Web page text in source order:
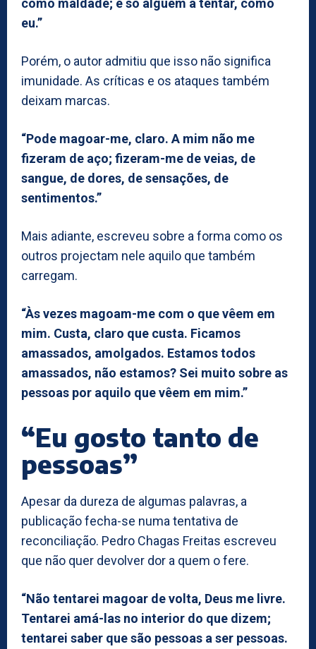
como maldade; é só alguém a tentar, como
eu.”
Porém, o autor admitiu que isso não significa
imunidade. As críticas e os ataques também
deixam marcas.
“Pode magoar-me, claro. A mim não me
fizeram de aço; fizeram-me de veias, de
sangue, de dores, de sensações, de
sentimentos.”
Mais adiante, escreveu sobre a forma como os
outros projectam nele aquilo que também
carregam.
“Às vezes magoam-me com o que vêem em
mim. Custa, claro que custa. Ficamos
amassados, amolgados. Estamos todos
amassados, não estamos? Sei muito sobre as
pessoas por aquilo que vêem em mim.”
“Eu gosto tanto de
pessoas”
Apesar da dureza de algumas palavras, a
publicação fecha-se numa tentativa de
reconciliação. Pedro Chagas Freitas escreveu
que não quer devolver dor a quem o fere.
“Não tentarei magoar de volta, Deus me livre.
Tentarei amá-las no interior do que dizem;
tentarei saber que são pessoas a ser pessoas.